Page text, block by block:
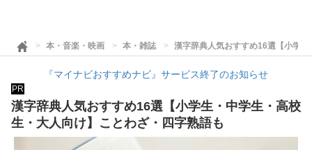
本・音楽・映画 本・雑誌 漢字辞典人気おすすめ16選【小学
『マイナビおすすめナビ』サービス終了のお知らせ
PR
漢字辞典人気おすすめ16選【小学生・中学生・高校
生・大人向け】ことわざ・四字熟語も